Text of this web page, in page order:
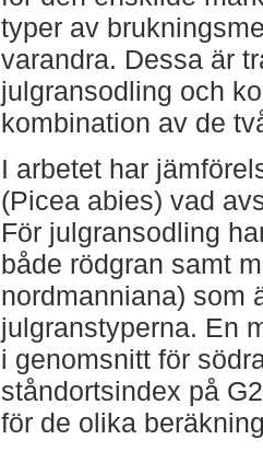
typer av
varandra. Dessa är
julgransodling och
kombination av de
I arbetet har
(Picea abies) vad
För julgransodling
både rödgran samt
nordmanniana) som
julgranstyperna. En
i genomsnitt för
ståndortsindex på
för de olika